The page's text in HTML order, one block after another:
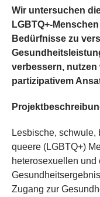
Wir untersuchen
LGBTQ+-
Bedürfnisse zu
verbessern, nutzen
partizipativem
Lesbische, schwule,
queere (LGBTQ+)
heterosexuellen
Zugang zur